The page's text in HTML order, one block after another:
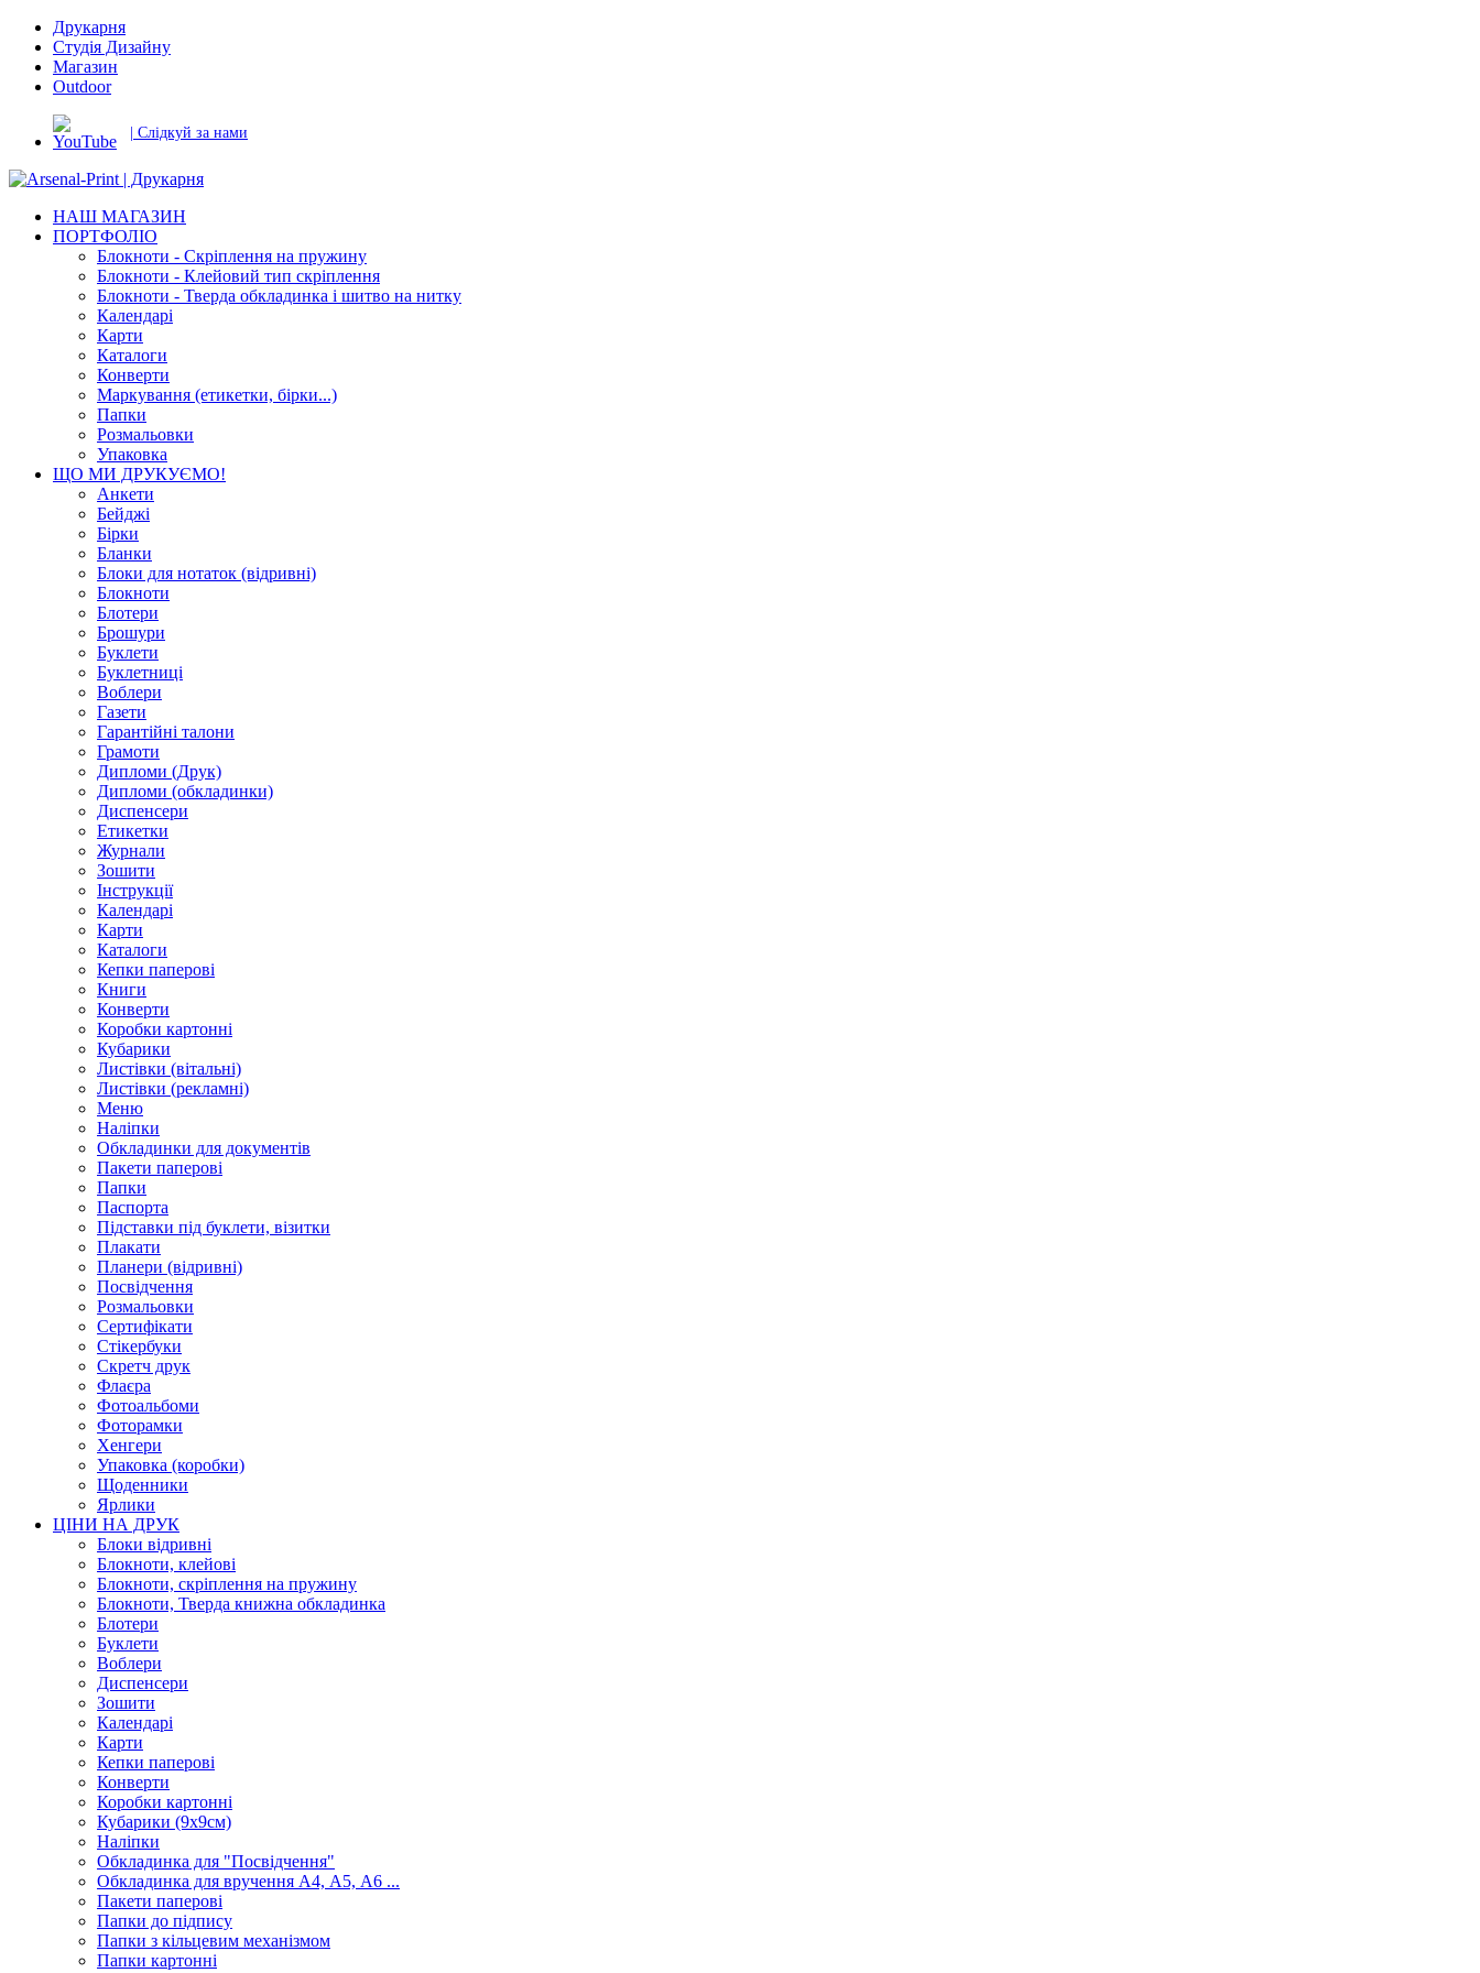
Друкарня
Студія Дизайну
Магазин
Outdoor
| Слідкуй за нами
НАШ МАГАЗИН
ПОРТФОЛІО
Блокноти - Скріплення на пружину
Блокноти - Клейовий тип скріплення
Блокноти - Тверда обкладинка і шитво на нитку
Календарі
Карти
Каталоги
Конверти
Маркування (етикетки, бірки...)
Папки
Розмальовки
Упаковка
ЩО МИ ДРУКУЄМО!
Анкети
Бейджі
Бірки
Бланки
Блоки для нотаток (відривні)
Блокноти
Блотери
Брошури
Буклети
Буклетниці
Воблери
Газети
Гарантійні талони
Грамоти
Дипломи (Друк)
Дипломи (обкладинки)
Диспенсери
Етикетки
Журнали
Зошити
Інструкції
Календарі
Карти
Каталоги
Кепки паперові
Книги
Конверти
Коробки картонні
Кубарики
Листівки (вітальні)
Листівки (рекламні)
Меню
Наліпки
Обкладинки для документів
Пакети паперові
Папки
Паспорта
Підставки під буклети, візитки
Плакати
Планери (відривні)
Посвідчення
Розмальовки
Сертифікати
Стікербуки
Скретч друк
Флаєра
Фотоальбоми
Фоторамки
Хенгери
Упаковка (коробки)
Щоденники
Ярлики
ЦІНИ НА ДРУК
Блоки відривні
Блокноти, клейові
Блокноти, скріплення на пружину
Блокноти, Тверда книжна обкладинка
Блотери
Буклети
Воблери
Диспенсери
Зошити
Календарі
Карти
Кепки паперові
Конверти
Коробки картонні
Кубарики (9х9см)
Наліпки
Обкладинка для "Посвідчення"
Обкладинка для вручення А4, А5, А6 ...
Пакети паперові
Папки до підпису
Папки з кільцевим механізмом
Папки картонні